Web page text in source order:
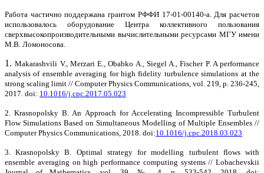
Работа частично поддержана грантом РФФИ 17-01-00140-а. Для расчетов
использовалось оборудование Центра коллективного пользования
сверхвысокопроизводительными вычислительными ресурсами МГУ имени
М.В. Ломоносова.
1.Makarashvili V., Merzari E., Obabko A., Siegel A., Fischer P. A performance
analysis of ensemble averaging for high fidelity turbulence simulations at the
strong scaling limit // Computer Physics Communications, vol. 219, p. 236-245,
2017. doi: 10.1016/j.cpc.2017.05.023
2. Krasnopolsky B. An Approach for Accelerating Incompressible Turbulent
Flow Simulations Based on Simultaneous Modelling of Multiple Ensembles //
Computer Physics Communications, 2018. doi:10.1016/j.cpc.2018.03.023
3. Krasnopolsky B. Optimal strategy for modelling turbulent flows with
ensemble averaging on high performance computing systems // Lobachevskii